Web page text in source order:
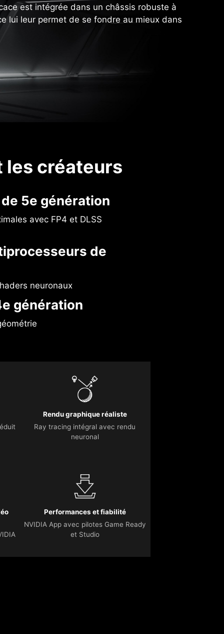
est intégrée dans un châssis robuste à
lui leur permet de se fondre au mieux dans
les créateurs
5e génération
avec FP4 et DLSS
de
neuronaux
génération
Rendu graphique réaliste
Ray tracing intégral avec rendu
neuronal
Performances et fiabilité
NVIDIA App avec pilotes Game Ready
et Studio